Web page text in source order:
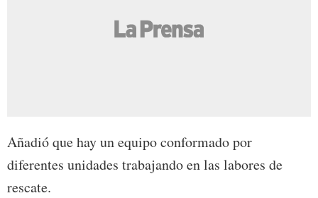
Añadió que hay un equipo conformado por
diferentes unidades trabajando en las labores de
rescate.